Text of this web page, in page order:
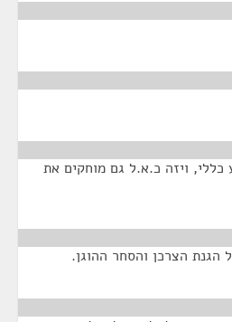
כללי, ויזה כ.א.ל גם מוחקים את
הגנת הצרכן והסחר ההוגן.